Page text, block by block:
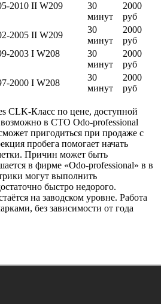
2010 II W209
30
минут
2000
руб
2005 II W209
30
минут
2000
руб
2003 I W208
30
минут
2000
руб
2000 I W208
30
минут
2000
руб
CLK-Класс по цене, доступной
в СТО Odo-professional
пригодиться при продаже с
пробега помогает начать
Причин может быть
в фирме «Odo-professional» в в
могут выполнить
быстро недорого.
на заводском уровне. Работа
без зависимости от года